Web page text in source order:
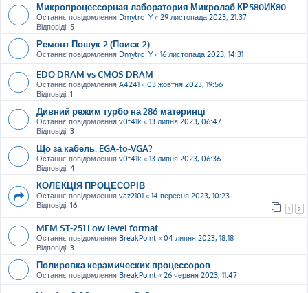
Микропроцессорная лаборатория Микролаб КР580ИК80
Останнє повідомлення Dmytro_Y« 29 листопада 2023, 21:37
Відповіді: 5
Ремонт Пошук-2 (Поиск-2)
Останнє повідомлення Dmytro_Y« 16 листопада 2023, 14:31
EDO DRAM vs CMOS DRAM
Останнє повідомлення A4241 « 03 жовтня 2023, 19:56
Відповіді: 1
Дивний режим турбо на 286 материнці
Останнє повідомлення v0f41k « 13 липня 2023, 06:47
Відповіді: 3
Що за кабель. EGA-to-VGA?
Останнє повідомлення v0f41k « 13 липня 2023, 06:36
Відповіді: 4
КОЛЕКЦІЯ ПРОЦЕСОРІВ
Останнє повідомлення vaz2101 « 14 вересня 2023, 10:23
Відповіді: 16 1 2
MFM ST-251 Low level format
Останнє повідомлення BreakPoint « 04 липня 2023, 18:18
Відповіді: 3
Полировка керамических процессоров
Останнє повідомлення BreakPoint « 26 червня 2023, 11:47